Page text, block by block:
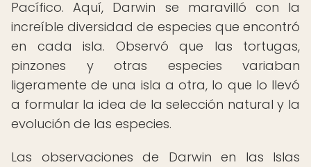
Pacífico. Aquí, Darwin se maravilló con la
increíble diversidad de especies que encontró
en cada isla. Observó que las tortugas,
pinzones y otras especies variaban
ligeramente de una isla a otra, lo que lo llevó
a formular la idea de la selección natural y la
evolución de las especies.
Las observaciones de Darwin en las Islas